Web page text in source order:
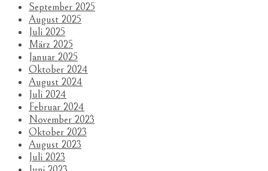
September 2025
August 2025
Juli 2025
März 2025
Januar 2025
Oktober 2024
August 2024
Juli 2024
Februar 2024
November 2023
Oktober 2023
August 2023
Juli 2023